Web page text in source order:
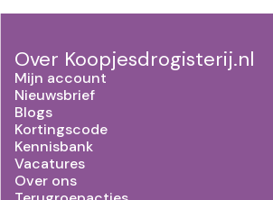
Over Koopjesdrogisterij.nl
Mijn account
Nieuwsbrief
Blogs
Kortingscode
Kennisbank
Vacatures
Over ons